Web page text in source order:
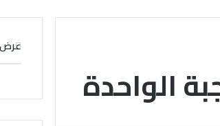
عرض خاص